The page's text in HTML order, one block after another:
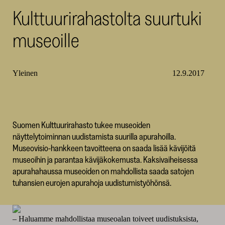
SKR
Kulttuurirahastolta suurtuki
museoille
Yleinen 12.9.2017
Suomen Kulttuurirahasto tukee museoiden
näyttelytoiminnan uudistamista suurilla apurahoilla.
Museovisio-hankkeen tavoitteena on saada lisää kävijöitä
museoihin ja parantaa kävijäkokemusta. Kaksivaiheisessa
apurahahaussa museoiden on mahdollista saada satojen
tuhansien eurojen apurahoja uudistumistyöhönsä.
–Haluamme mahdollistaa museoalan toiveet uudistuksista,